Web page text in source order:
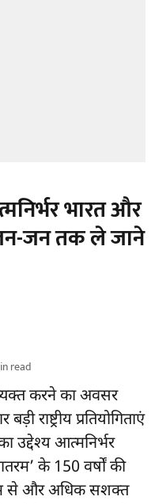
भारत और
जन-जन तक ले जाने
read
करने का अवसर
राष्ट्रीय प्रतियोगिताएं
उद्देश्य आत्मनिर्भर
के 150 वर्षों की
से और अधिक सशक्त